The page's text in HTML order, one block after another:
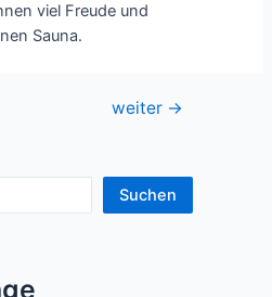
viel Freude und
Sauna.
weiter →
Suchen